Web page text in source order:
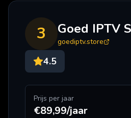
3 Goed IPTV
goediptv.store
4.5
Prijs per jaar
€89,99/jaar